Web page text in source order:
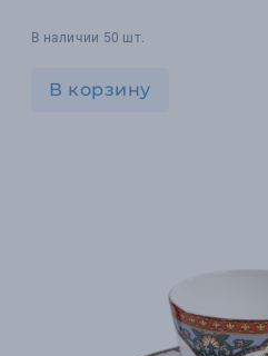
В наличии 50 шт.
В корзину